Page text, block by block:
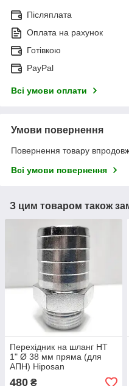
Післяплата
Оплата на рахунок
Готівкою
PayPal
Всі умови оплати
Умови повернення
Повернення товару
Всі умови повернення
З цим товаром також
Перехідник на шланг НТ
1" Ø 38 мм пряма (для
АПН) Hiposan
480 ₴